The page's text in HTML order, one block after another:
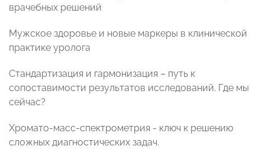
врачебных решений
Мужское здоровье и новые маркеры в клинической
практике уролога
Стандартизация и гармонизация – путь к
сопоставимости результатов исследований. Где мы
сейчас?
Хромато-масс-спектрометрия - ключ к решению
сложных диагностических задач.